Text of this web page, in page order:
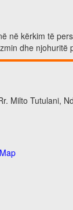
në kërkim të
dhe
Milto Tutulani,